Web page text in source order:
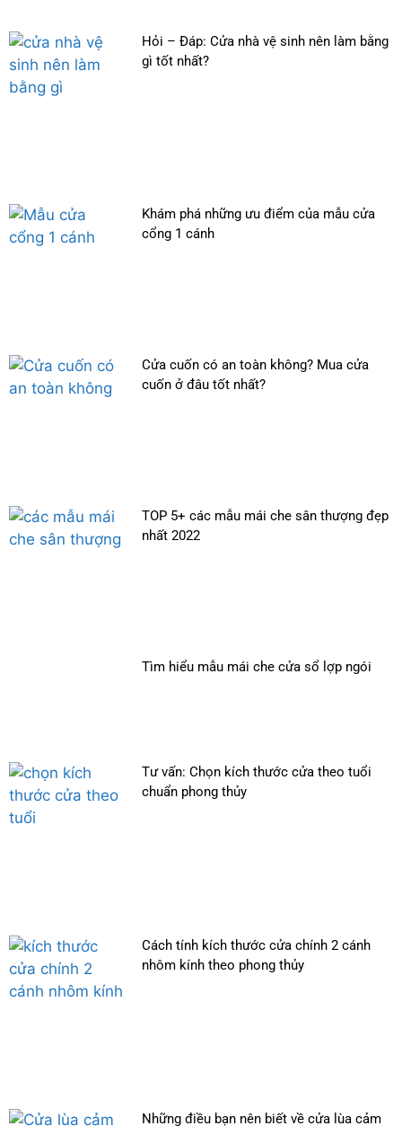
Hỏi – Đáp: Cửa nhà vệ sinh nên làm bằng
gì tốt nhất?
Khám phá những ưu điểm của mẫu cửa
cổng 1 cánh
Cửa cuốn có an toàn không? Mua cửa
cuốn ở đâu tốt nhất?
TOP 5+ các mẫu mái che sân thượng đẹp
nhất 2022
Tìm hiểu mẫu mái che cửa sổ lợp ngói
Tư vấn: Chọn kích thước cửa theo tuổi
chuẩn phong thủy
Cách tính kích thước cửa chính 2 cánh
nhôm kính theo phong thủy
Những điều bạn nên biết về cửa lùa cảm